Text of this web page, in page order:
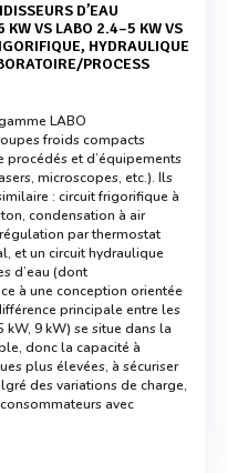
VS LABO 2.4–5 KW VS
HYDRAULIQUE
PROCESS
LABO
froids compacts
procédés et d’équipements
microscopes, etc.). Ils
: circuit frigorifique à
condensation à air
par thermostat
et un circuit hydraulique
d’eau (dont
à une conception orientée
principale entre les
kW, 9 kW) se situe dans la
donc la capacité à
plus élevées, à sécuriser
des variations de charge,
avec